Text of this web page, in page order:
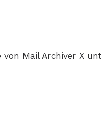
Mail Archiver X